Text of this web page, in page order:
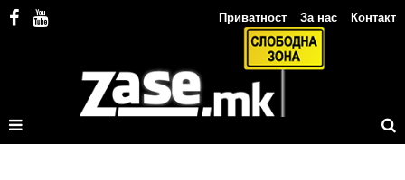
Приватност За нас Контакт